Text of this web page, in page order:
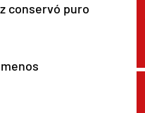
conservó puro